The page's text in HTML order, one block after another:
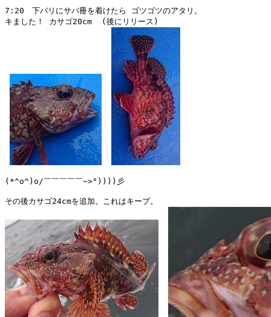
7:20　下バリにサバ冊を着けたら ゴツゴツのアタリ。
キました！ カサゴ20cm  (後にリリース)
(*^o^)o/￣￣￣￣￣~>°))))彡